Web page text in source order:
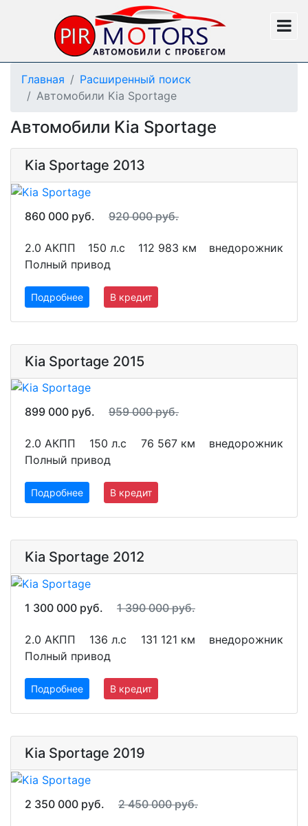
Главная
Расширенный поиск
Автомобили Kia Sportage
Автомобили Kia Sportage
Kia Sportage 2013
860 000 руб. 920 000 руб.
2.0 АКПП 150 л.с 112 983 км
внедорожник
Полный привод
Подробнее В кредит
Kia Sportage 2015
899 000 руб. 959 000 руб.
2.0 АКПП 150 л.с 76 567 км
внедорожник
Полный привод
Подробнее В кредит
Kia Sportage 2012
1 300 000 руб. 1 390 000 руб.
2.0 АКПП 136 л.с 131 121 км
внедорожник
Полный привод
Подробнее В кредит
Kia Sportage 2019
2 350 000 руб. 2 450 000 руб.